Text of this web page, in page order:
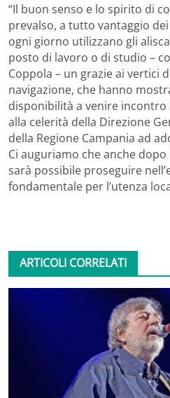
“Il buon senso e lo spirito di
prevalso, a tutto vantaggio
ogni giorno utilizzano gli
posto di lavoro o di studio –
Coppola – un grazie ai vertici
navigazione, che hanno
disponibilità a venire
alla celerità della Direzione
della Regione Campania ad
Ci auguriamo che anche
sarà possibile proseguire
fondamentale per l’utenza
ARTICOLI CORRELATI